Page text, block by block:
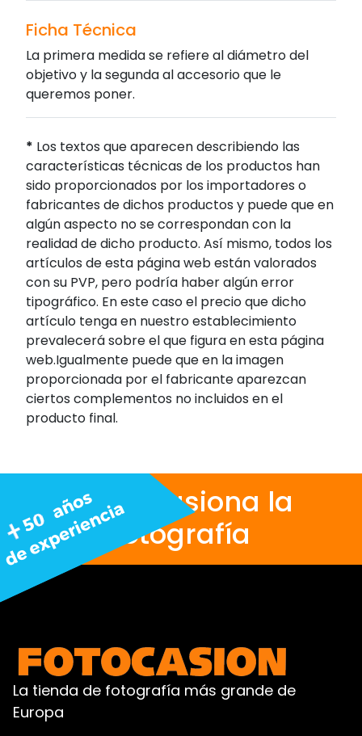
Ficha Técnica
La primera medida se refiere al diámetro del
objetivo y la segunda al accesorio que le
queremos poner.
* Los textos que aparecen describiendo las
características técnicas de los productos han
sido proporcionados por los importadores o
fabricantes de dichos productos y puede que en
algún aspecto no se correspondan con la
realidad de dicho producto. Así mismo, todos los
artículos de esta página web están valorados
con su PVP, pero podría haber algún error
tipográfico. En este caso el precio que dicho
artículo tenga en nuestro establecimiento
prevalecerá sobre el que figura en esta página
web.Igualmente puede que en la imagen
proporcionada por el fabricante aparezcan
ciertos complementos no incluidos en el
producto final.
Nos apasiona la
fotografía
La tienda de fotografía más grande de
Europa